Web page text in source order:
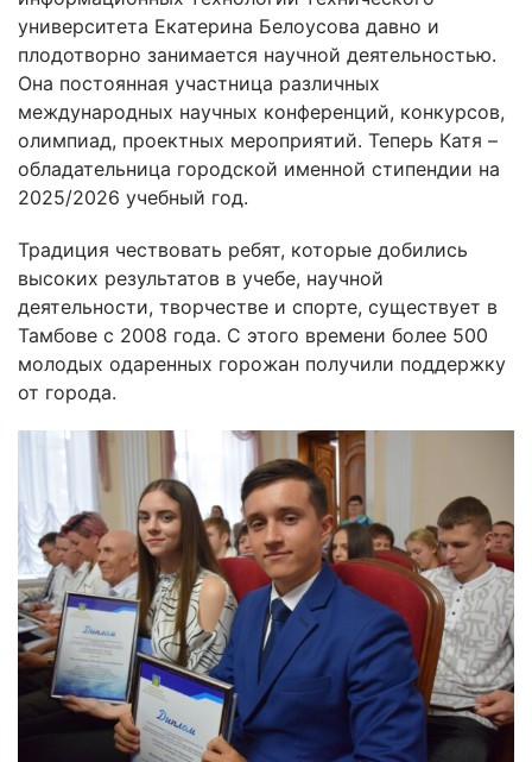
университета Екатерина Белоусова давно и
плодотворно занимается научной деятельностью.
Она постоянная участница различных
международных научных конференций, конкурсов,
олимпиад, проектных мероприятий. Теперь Катя –
обладательница городской именной стипендии на
2025/2026 учебный год.
Традиция чествовать ребят, которые добились
высоких результатов в учебе, научной
деятельности, творчестве и спорте, существует в
Тамбове с 2008 года. С этого времени более 500
молодых одаренных горожан получили поддержку
от города.